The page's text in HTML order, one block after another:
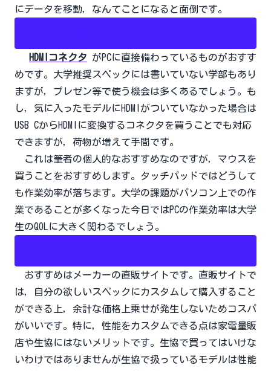
にデータを移動，なんてことになると面倒です。
HDMIコネクタ
がPCに直接備わっているものがおすす
めです。大学推奨スペックには書いていない学部もあり
ますが，プレゼン等で使う機会は多くあるでしょう。も
し，気に入ったモデルにHDMIがついていなかった場合は
USB CからHDMIに変換するコネクタを買うことでも対応
できますが，荷物が増えて手間です。
これは筆者の個人的なおすすめなのですが，マウスを
買うことをおすすめします。タッチパッドではどうして
も作業効率が落ちます。大学の課題がパソコン上での作
業であることが多くなった今日ではPCの作業効率は大学
生のQOLに大きく関わるでしょう。
おすすめはメーカーの直販サイトです。直販サイトで
は，自分の欲しいスペックにカスタムして購入すること
ができる上，余計な価格上乗せが発生しないためコスパ
がいいです。特に，性能をカスタムできる点は家電量販
店や生協にはないメリットです。生協で買ってはいけな
いわけではありませんが生協で扱っているモデルは性能